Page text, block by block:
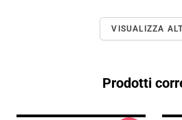
VISUALIZZA
Prodotti